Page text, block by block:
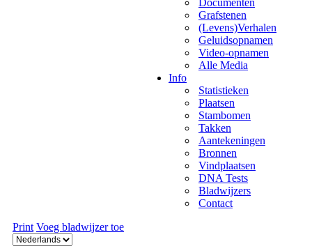
Documenten
Grafstenen
(Levens)Verhalen
Geluidsopnamen
Video-opnamen
Alle Media
Info
Statistieken
Plaatsen
Stambomen
Takken
Aantekeningen
Bronnen
Vindplaatsen
DNA Tests
Bladwijzers
Contact
Print Voeg bladwijzer toe